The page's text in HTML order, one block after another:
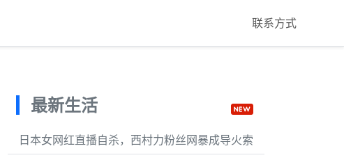
联系方式
最新生活
日本女网红直播自杀，西村力粉丝网暴成导火索